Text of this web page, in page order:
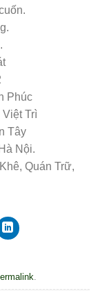
Phúc
Trì
Tây
Nội.
Quán Trữ,